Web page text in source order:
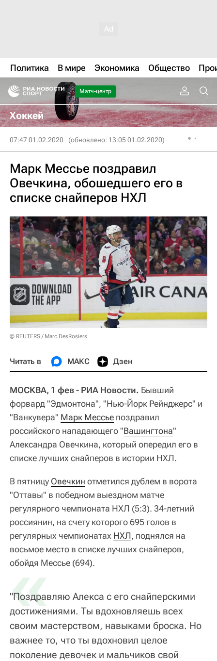
Политика В мире Экономика Общество
Матч-центр
Хоккей
07:47 01.02.2020 (обновлено: 13:05 01.02.2020)
Марк Мессье поздравил
Овечкина, обошедшего его в
списке снайперов НХЛ
© REUTERS / Marc DesRosiers
Читать в МАКС Дзен
МОСКВА, 1 фев - РИА Новости. Бывший
форвард "Эдмонтона", "Нью-Йорк Рейнджерс" и
"Ванкувера" Марк Мессье поздравил
российского нападающего "Вашингтона"
Александра Овечкина, который опередил его в
списке лучших снайперов в истории НХЛ.
В пятницу Овечкин отметился дублем в ворота
"Оттавы" в победном выездном матче
регулярного чемпионата НХЛ (5:3). 34-летний
россиянин, на счету которого 695 голов в
регулярных чемпионатах НХЛ, поднялся на
восьмое место в списке лучших снайперов,
обойдя Мессье (694).
«
"Поздравляю Алекса с его снайперскими
достижениями. Ты вдохновляешь всех
своим мастерством, навыками броска. Но
важнее то, что ты вдохновил целое
поколение девочек и мальчиков свой